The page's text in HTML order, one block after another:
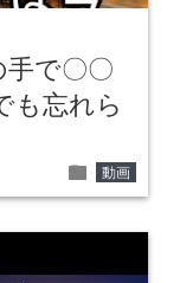
で〇〇
も忘れら
folder 動画